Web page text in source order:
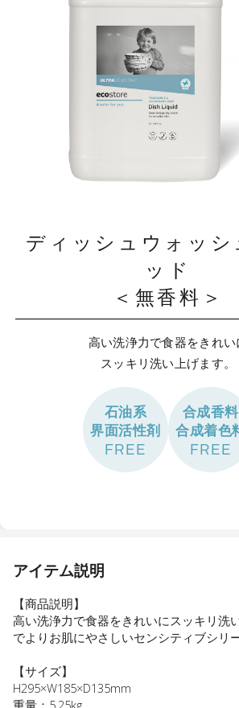
ディッシュウォッシ
ッド
＜無香料＞
高い洗浄力で食器をきれい
スッキリ洗い上げます。
石油系
界面活性剤
FREE
合成香料
合成着色
FREE
アイテム説明
【商品説明】
高い洗浄力で食器をきれいにスッキリ洗
でよりお肌にやさしいセンシティブシリー
【サイズ】
H295×W185×D135mm